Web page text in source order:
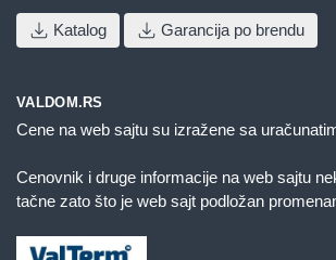
Katalog Garancija po brendu
VALDOM.RS
Cene na web sajtu su izražene sa
Cenovnik i druge informacije na web sajtu
tačne zato što je web sajt podložan